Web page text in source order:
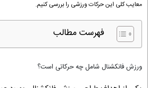
معایب کلی این حرکات ورزشی را بررسی کنیم.
فهرست مطالب
ورزش فانکشنال شامل چه حرکاتی است؟